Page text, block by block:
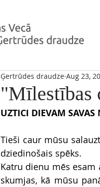
"Mīlestības
Ģertrūdes draudze Aug 23,
UZTICI DIEVAM
Tieši caur mūsu
dziedinošais spēks.
Katru dienu mēs
skumjas, kā mūsu